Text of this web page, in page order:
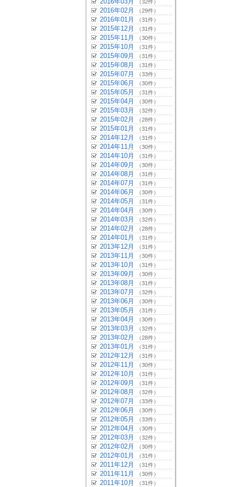
（32件）
2016年02月 （29件）
2016年01月 （31件）
2015年12月 （31件）
2015年11月 （30件）
2015年10月 （31件）
2015年09月 （31件）
2015年08月 （31件）
2015年07月 （33件）
2015年06月 （30件）
2015年05月 （31件）
2015年04月 （30件）
2015年03月 （32件）
2015年02月 （28件）
2015年01月 （31件）
2014年12月 （31件）
2014年11月 （30件）
2014年10月 （31件）
2014年09月 （30件）
2014年08月 （31件）
2014年07月 （31件）
2014年06月 （30件）
2014年05月 （31件）
2014年04月 （30件）
2014年03月 （32件）
2014年02月 （28件）
2014年01月 （31件）
2013年12月 （31件）
2013年11月 （30件）
2013年10月 （31件）
2013年09月 （30件）
2013年08月 （31件）
2013年07月 （32件）
2013年06月 （30件）
2013年05月 （31件）
2013年04月 （30件）
2013年03月 （32件）
2013年02月 （28件）
2013年01月 （31件）
2012年12月 （31件）
2012年11月 （30件）
2012年10月 （31件）
2012年09月 （31件）
2012年08月 （32件）
2012年07月 （33件）
2012年06月 （30件）
2012年05月 （33件）
2012年04月 （30件）
2012年03月 （32件）
2012年02月 （30件）
2012年01月 （31件）
2011年12月 （31件）
2011年11月 （30件）
2011年10月 （31件）